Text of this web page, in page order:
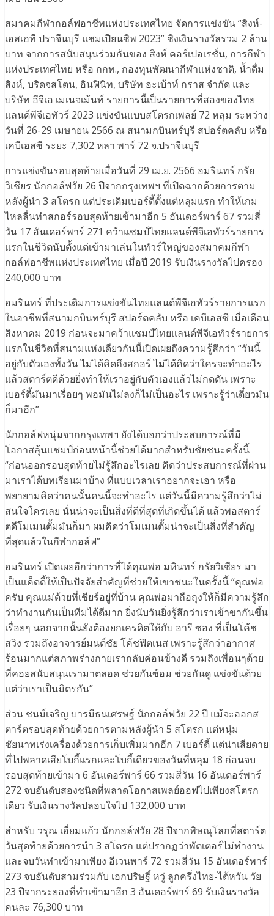
สมาคมกีฬากอล์ฟอาชีพแห่งประเทศไทย จัดการแข่งขัน “สิงห์-
เอสเอที ปราจีนบุรี แชมเปียนชิพ 2023” ชิงเงินรางวัลรวม 2 ล้าน
บาท จากการสนับสนุนร่วมกันของ สิงห์ คอร์เปอเรชั่น, การกีฬา
แห่งประเทศไทย หรือ กกท., กองทุนพัฒนากีฬาแห่งชาติ, น้ำดื่ม
สิงห์, บริดจสโตน, อินฟินิท, บริษัท อะเบ้าท์ กราส จำกัด และ
บริษัท อีจีเอ เมเนจเม้นท์ รายการนี้เป็นรายการที่สองของไทย
แลนด์พีจีเอทัวร์ 2023 แข่งขันแบบสโตรกเพลย์ 72 หลุม ระหว่าง
วันที่ 26-29 เมษายน 2566 ณ สนามกบินทร์บุรี สปอร์ตคลับ หรือ
เคบีเอสซี ระยะ 7,302 หลา พาร์ 72 จ.ปราจีนบุรี
การแข่งขันรอบสุดท้ายเมื่อวันที่ 29 เม.ย. 2566 อมรินทร์ กรัย
วิเชียร นักกอล์ฟวัย 26 ปีจากกรุงเทพฯ ที่เปิดฉากด้วยการตาม
หลังผู้นำ 3 สโตรก แต่ประเดิมเบอร์ดี้ตั้งแต่หลุมแรก ทำให้เกม
ไหลลื่นทำสกอร์รอบสุดท้ายเข้ามาอีก 5 อันเดอร์พาร์ 67 รวมสี่
วัน 17 อันเดอร์พาร์ 271 คว้าแชมป์ไทยแลนด์พีจีเอทัวร์รายการ
แรกในชีวิตนับตั้งแต่เข้ามาเล่นในทัวร์ใหญ่ของสมาคมกีฬา
กอล์ฟอาชีพแห่งประเทศไทย เมื่อปี 2019 รับเงินรางวัลไปครอง
240,000 บาท
อมรินทร์ ที่ประเดิมการแข่งขันไทยแลนด์พีจีเอทัวร์รายการแรก
ในอาชีพที่สนามกบินทร์บุรี สปอร์ตคลับ หรือ เคบีเอสซี เมื่อเดือน
สิงหาคม 2019 ก่อนจะมาคว้าแชมป์ไทยแลนด์พีจีเอทัวร์รายการ
แรกในชีวิตที่สนามแห่งเดียวกันนี้เปิดเผยถึงความรู้สึกว่า “วันนี้
อยู่กับตัวเองทั้งวัน ไม่ได้คิดถึงสกอร์ ไม่ได้คิดว่าใครจะทำอะไร
แล้วสตาร์ตดีด้วยยิ่งทำให้เราอยู่กับตัวเองแล้วไม่กดดัน เพราะ
เบอร์ดี้มันมาเรื่อยๆ พอมันไม่ลงก็ไม่เป็นอะไร เพราะรู้ว่าเดี๋ยวมัน
ก็มาอีก”
นักกอล์ฟหนุ่มจากกรุงเทพฯ ยังได้บอกว่าประสบการณ์ที่มี
โอกาสลุ้นแชมป์ก่อนหน้านี้ช่วยได้มากสำหรับชัยชนะครั้งนี้
“ก่อนออกรอบสุดท้ายไม่รู้สึกอะไรเลย คิดว่าประสบการณ์ที่ผ่าน
มาเราได้บทเรียนมาบ้าง ที่แบบเวลาเราอยากจะเอา หรือ
พยายามคิดว่าคนนั้นคนนี้จะทำอะไร แต่วันนี้มีความรู้สึกว่าไม่
สนใจใครเลย นั่นน่าจะเป็นสิ่งที่ดีที่สุดที่เกิดขึ้นได้ แล้วพอสตาร์
ตดีโมเมนตั้มมันก็มา ผมคิดว่าโมเมนตั้มน่าจะเป็นสิ่งที่สำคัญ
ที่สุดแล้วในกีฬากอล์ฟ”
อมรินทร์ เปิดเผยอีกว่าการที่ได้คุณพ่อ มหินทร์ กรัยวิเชียร มา
เป็นแค็ดดี้ให้เป็นปัจจัยสำคัญที่ช่วยให้เขาชนะในครั้งนี้ “คุณพ่อ
ครับ คุณแม่ด้วยที่เชียร์อยู่ที่บ้าน คุณพ่อมาถือถุงให้ก็มีความรู้สึก
ว่าทำงานกันเป็นทีมได้ดีมาก ยิ่งนับวันยิ่งรู้สึกว่าเราเข้าขากันขึ้น
เรื่อยๆ นอกจากนั้นยังต้องยกเครดิตให้กับ อารี ซอง ที่เป็นโค้ช
สวิง รวมถึงอาจารย์มนต์ชัย โค้ชฟิตเนส เพราะรู้สึกว่าอากาศ
ร้อนมากแต่สภาพร่างกายเรากลับค่อนข้างดี รวมถึงเพื่อนๆด้วย
ที่คอยสนับสนุนเรามาตลอด ช่วยกันซ้อม ช่วยกันดู แข่งขันด้วย
แต่ว่าเราเป็นมิตรกัน”
ส่วน ชนม์เจริญ บารมีธนเศรษฐ์ นักกอล์ฟวัย 22 ปี แม้จะออกส
ตาร์ตรอบสุดท้ายด้วยการตามหลังผู้นำ 5 สโตรก แต่หนุ่ม
ชัยนาทเร่งเครื่องด้วยการเก็บเพิ่มมากอีก 7 เบอร์ดี้ แต่น่าเสียดาย
ที่ไปพลาดเสียโบกี้แรกและโบกี้เดียวของวันที่หลุม 18 ก่อนจบ
รอบสุดท้ายเข้ามา 6 อันเดอร์พาร์ 66 รวมสี่วัน 16 อันเดอร์พาร์
272 จบอันดับสองชนิดที่พลาดโอกาสเพลย์ออฟไปเพียงสโตรก
เดียว รับเงินรางวัลปลอบใจไป 132,000 บาท
สำหรับ วรุณ เอี่ยมแก้ว นักกอล์ฟวัย 28 ปีจากพิษณุโลกที่สตาร์ต
วันสุดท้ายด้วยการนำ 3 สโตรก แต่ปรากฏว่าพัตเตอร์ไม่ทำงาน
และจบวันทำเข้ามาเพียง อีเวนพาร์ 72 รวมสี่วัน 15 อันเดอร์พาร์
273 จบอันดับสามร่วมกับ เอกปริษฐิ์ หวู่ ลูกครึ่งไทย-ไต้หวัน วัย
23 ปีจากระยองที่ทำเข้ามาอีก 3 อันเดอร์พาร์ 69 รับเงินรางวัล
คนละ 76,300 บาท